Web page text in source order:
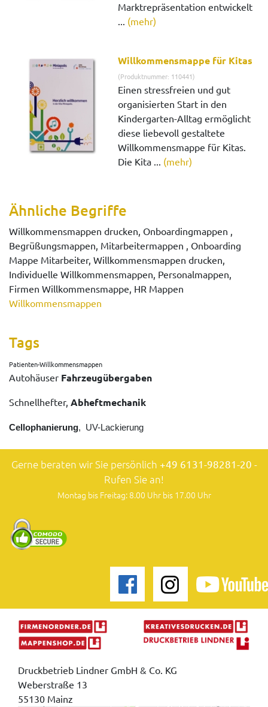
Marktrepräsentation entwickelt
... (mehr)
Willkommensmappe für Kitas
(Produktnummer: 110441)
Einen stressfreien und gut
organisierten Start in den
Kindergarten-Alltag ermöglicht
diese liebevoll gestaltete
Willkommensmappe für Kitas.
Die Kita ... (mehr)
Ähnliche Begriffe
Willkommensmappen drucken, Onboardingmappen ,
Begrüßungsmappen, Mitarbeitermappen , Onboarding
Mappe Mitarbeiter, Willkommensmappen drucken,
Individuelle Willkommensmappen, Personalmappen,
Firmen Willkommensmappe, HR Mappen
Willkommensmappen
Tags
Patienten-Willkommensmappen
Autohäuser Fahrzeugübergaben
Schnellhefter, Abheftmechanik
Cellophanierung, UV-Lackierung
Gerne beraten wir Sie persönlich +49 6131-98281-20 -
Rufen Sie an!
Montag bis Freitag: 8.00 Uhr bis 17.00 Uhr
Druckbetrieb Lindner GmbH & Co. KG
Weberstraße 13
55130 Mainz